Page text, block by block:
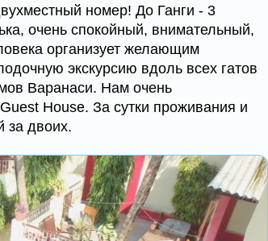
номер! До Ганги - 3
очень спокойный, внимательный,
организует желающим
экскурсию вдоль всех гатов
Варанаси. Нам очень
House. За сутки проживания и
за двоих.